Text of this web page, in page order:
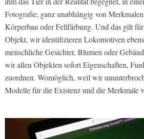
Fotografie, ganz unabhängig von
Körperbau oder Fellfärbung. Und das gilt
Objekt, wir identifizieren Lokomotiven
menschliche Gesichter, Blumen oder
wir allen Objekten sofort Eigenschaften,
zuordnen. Womöglich, weil wir
Modelle für die Existenz und die Merkmale